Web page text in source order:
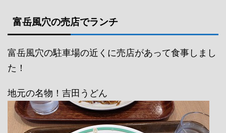
富岳風穴の売店でランチ
富岳風穴の駐車場の近くに売店があって食事しまし
た！
地元の名物！吉田うどん